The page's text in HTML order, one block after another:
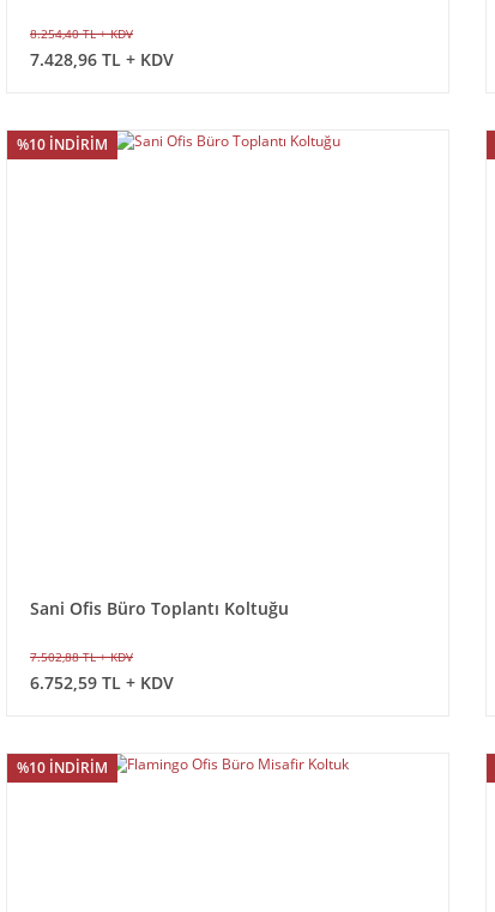
8.254,40 TL + KDV
7.428,96 TL + KDV
%10 İNDİRİM
Sani Ofis Büro Toplantı Koltuğu
7.502,88 TL + KDV
6.752,59 TL + KDV
%10 İNDİRİM